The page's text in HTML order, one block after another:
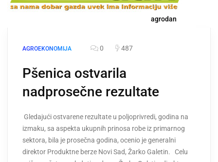
agrodan
AGROEKONOMIJA 0 487
Pšenica ostvarila
nadprosečne rezultate
Gledajući ostvarene rezultate u poljoprivredi, godina na
izmaku, sa aspekta ukupnih prinosa robe iz primarnog
sektora, bila je prosečna godina, ocenio je generalni
direktor Produktne berze Novi Sad, Žarko Galetin. Celu